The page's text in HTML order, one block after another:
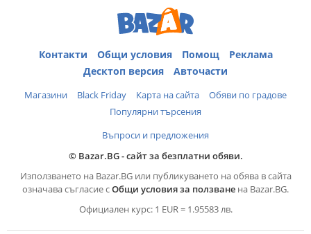
Контакти Общи условия Помощ
Реклама
Десктоп версия
Авточасти
Магазини Black Friday Карта на сайта
Обяви по градове
Популярни търсения
Въпроси и предложения
© Bazar.BG - сайт за безплатни обяви.
Използването на Bazar.BG или публикуването на обява в сайта
означава съгласие сОбщи условия за ползване на Bazar.BG.
Официален курс: 1 EUR = 1.95583 лв.